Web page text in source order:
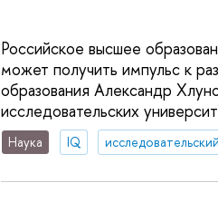
Российское высшее
может получить импульс к
образования Александр
исследовательских
Наука IQ